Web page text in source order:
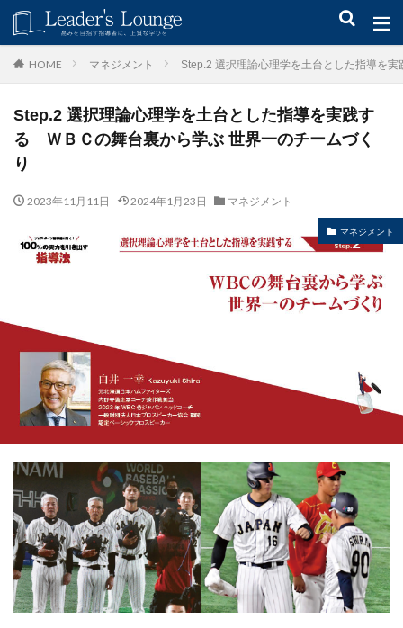
HOME マネジメント Step.2 選択理論心理学を土台とした指導を
Step.2 選択理論心理学を土台とした指導を実践す
る ＷＢＣの舞台裏から学ぶ 世界一のチームづく
り
2023年11月11日 2024年1月23日 マネジメント
マネジメント
キーワード
青木仁志 モチベーションアップ 後継者育成 事業承継
カテゴリー
社会貢献
事業戦略
検索